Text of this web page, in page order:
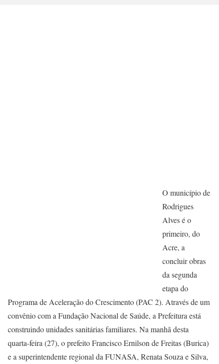
O município de
Rodrigues
Alves é o
primeiro, do
Acre, a
concluir obras
da segunda
etapa do
Programa de Aceleração do Crescimento (PAC 2). Através de um
convênio com a Fundação Nacional de Saúde, a Prefeitura está
construindo unidades sanitárias familiares. Na manhã desta
quarta-feira (27), o prefeito Francisco Ernilson de Freitas (Burica)
e a superintendente regional da FUNASA, Renata Souza e Silva,